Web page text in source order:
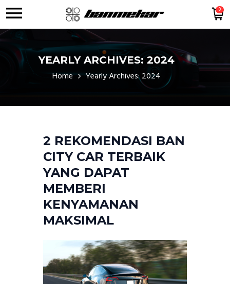
0
YEARLY ARCHIVES: 2024
Home Yearly Archives: 2024
2 REKOMENDASI BAN
CITY CAR TERBAIK
YANG DAPAT
MEMBERI
KENYAMANAN
MAKSIMAL